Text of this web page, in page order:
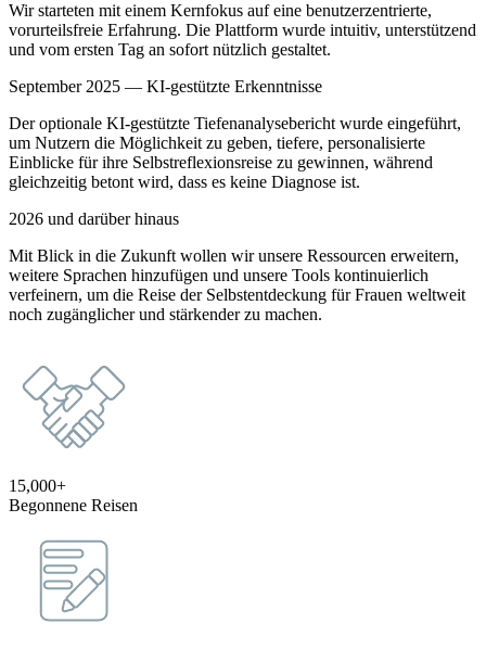
Wir starteten mit einem Kernfokus auf eine benutzerzentrierte,
vorurteilsfreie Erfahrung. Die Plattform wurde intuitiv, unterstützend
und vom ersten Tag an sofort nützlich gestaltet.
September 2025 — KI-gestützte Erkenntnisse
Der optionale KI-gestützte Tiefenanalysebericht wurde eingeführt,
um Nutzern die Möglichkeit zu geben, tiefere, personalisierte
Einblicke für ihre Selbstreflexionsreise zu gewinnen, während
gleichzeitig betont wird, dass es keine Diagnose ist.
2026 und darüber hinaus
Mit Blick in die Zukunft wollen wir unsere Ressourcen erweitern,
weitere Sprachen hinzufügen und unsere Tools kontinuierlich
verfeinern, um die Reise der Selbstentdeckung für Frauen weltweit
noch zugänglicher und stärkender zu machen.
15,000+
Begonnene Reisen